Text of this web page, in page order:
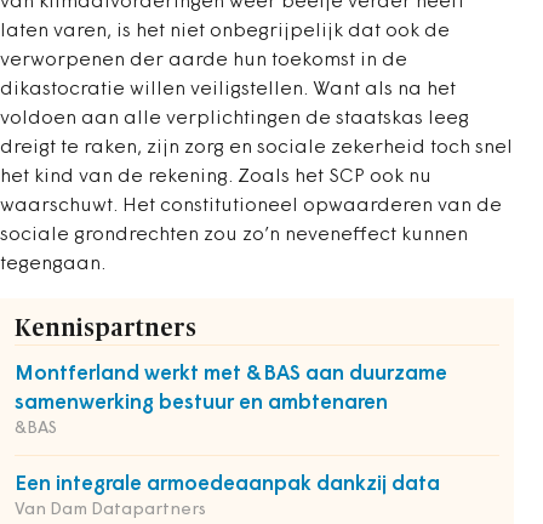
laten varen, is het niet onbegrijpelijk dat ook de
verworpenen der aarde hun toekomst in de
dikastocratie willen veiligstellen. Want als na het
voldoen aan alle verplichtingen de staatskas leeg
dreigt te raken, zijn zorg en sociale zekerheid toch snel
het kind van de rekening. Zoals het SCP ook nu
waarschuwt. Het constitutioneel opwaarderen van de
sociale grondrechten zou zo’n neveneffect kunnen
tegengaan.
Kennispartners
Montferland werkt met &BAS aan duurzame
samenwerking bestuur en ambtenaren
&BAS
Een integrale armoedeaanpak dankzij data
Van Dam Datapartners